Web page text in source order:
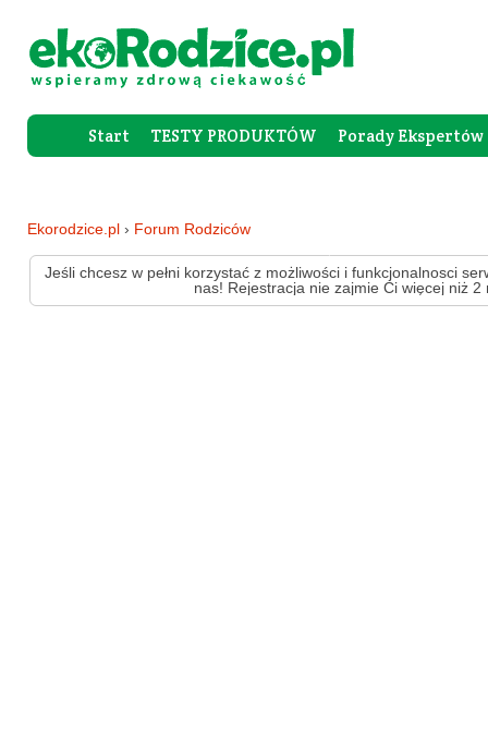
Start TESTY PRODUKTÓW Porady Ekspertów
Ekorodzice.pl › Forum Rodziców
Jeśli chcesz w pełni korzystać z możliwości i funkcjonalnosci
nas! Rejestracja nie zajmie Ci więcej niż 2